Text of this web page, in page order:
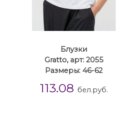
Блузки
Gratto, арт: 2055
Размеры: 46-62
113.08 бел.руб.